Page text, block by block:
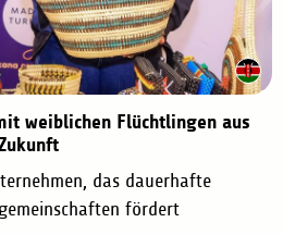
weiblichen Flüchtlingen aus
das dauerhafte
fördert